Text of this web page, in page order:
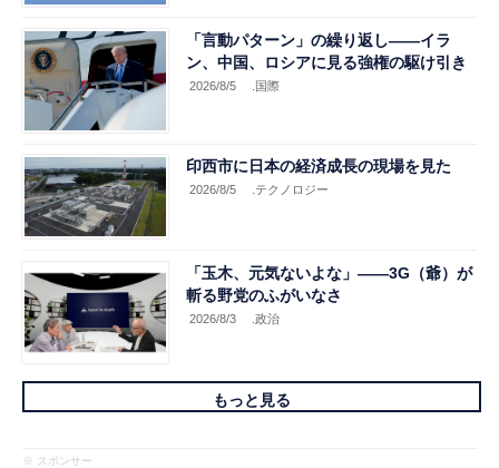
「言動パターン」の繰り返し――イラ
ン、中国、ロシアに見る強権の駆け引き
2026/8/5 .国際
印西市に日本の経済成長の現場を見た
2026/8/5 .テクノロジー
「玉木、元気ないよな」――3G（爺）が
斬る野党のふがいなさ
2026/8/3 .政治
もっと見る
※ スポンサー